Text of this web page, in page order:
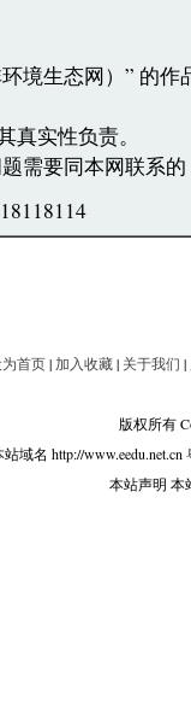
境生态网）” 的作
实性负责。
需要同本网联系
首页|加入收藏| 关于我们 |
版权所有
站域名 http://www.eedu.net.cn
本站声明 本